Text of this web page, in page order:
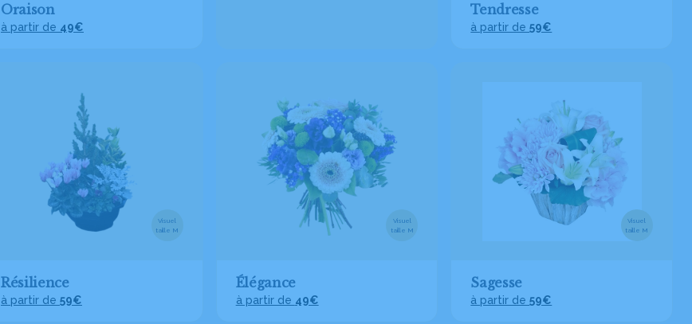
Oraison
à partir de 49€
Tendresse
à partir de59€
Visuel
taille M
Résilience
à partir de 59€
Visuel
taille M
Élégance
à partir de 49€
Visuel
taille M
Sagesse
à partir de59€